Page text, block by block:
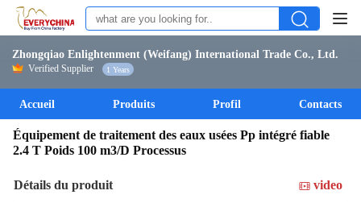
Zhongqiao Enlightenment (Weifang) International Trade Co., Ltd.
Verified Supplier 1 Years
Accueil Produits Profil Contacts
Équipement de traitement des eaux usées Pp intégré fiable
2.4 T Poids 100 m3/D Processus
Détails du produit video